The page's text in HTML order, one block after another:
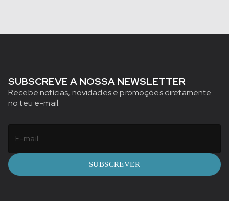
SUBSCREVE A NOSSA NEWSLETTER
Recebe notícias, novidades e promoções diretamente
no teu e-mail.
SUBSCREVER